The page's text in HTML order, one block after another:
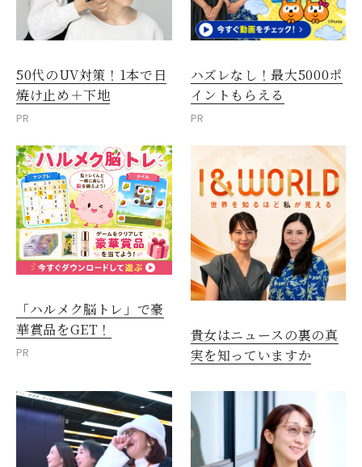
50代のUV対策！1本で日
焼け止め＋下地
PR
ハズレなし！最大5000ポ
イントもらえる
PR
「ハルメク脳トレ」で豪
華賞品をGET！
PR
貴女はニュースの裏の真
実を知っていますか